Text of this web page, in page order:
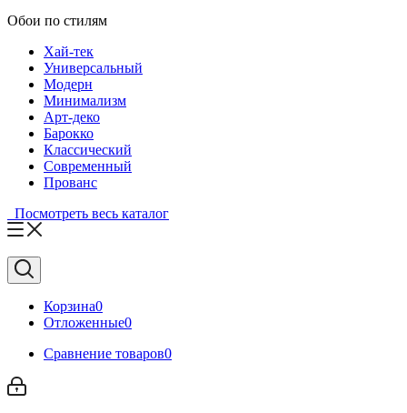
Обои по стилям
Хай-тек
Универсальный
Модерн
Минимализм
Арт-деко
Барокко
Классический
Современный
Прованс
Посмотреть весь каталог
Корзина0
Отложенные0
Сравнение товаров0